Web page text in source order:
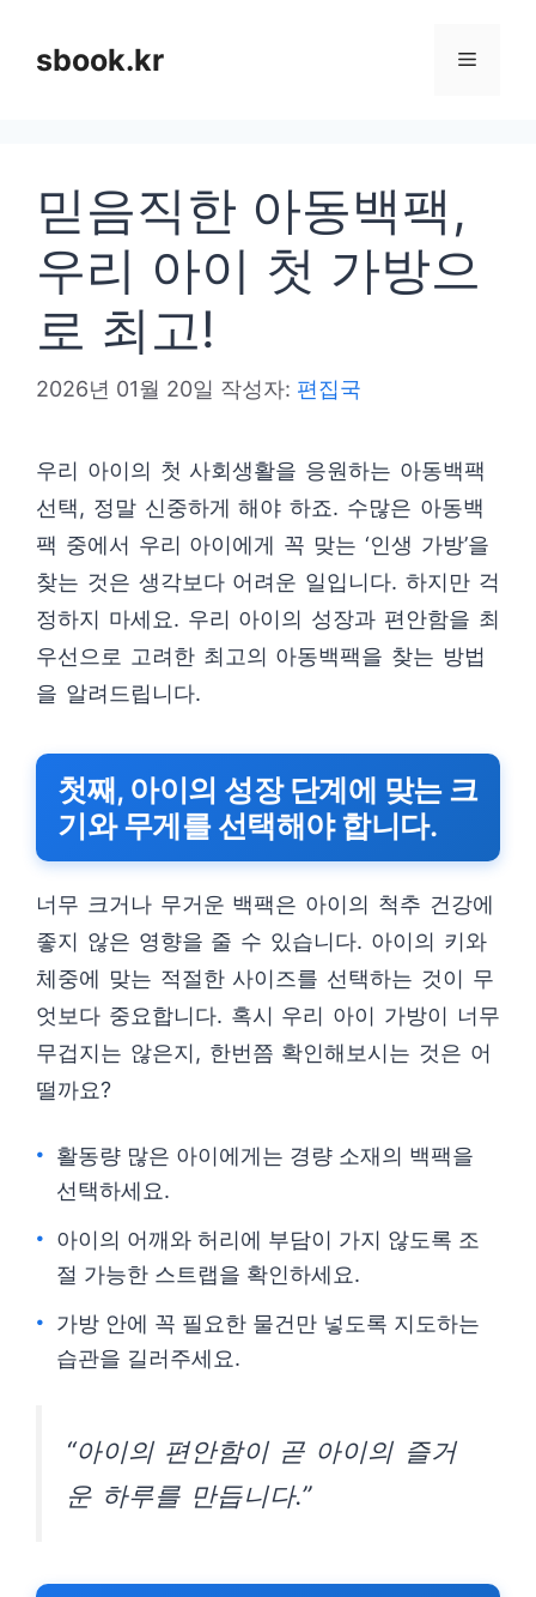
sbook.kr 메
믿음직한 아동백팩,
우리 아이 첫 가방으
로 최고!
2026년 01월 20일 작성자: 편집국
우리 아이의 첫 사회생활을 응원하는 아동백팩
선택, 정말 신중하게 해야 하죠. 수많은 아동백
팩 중에서 우리 아이에게 꼭 맞는 ‘인생 가방’을
찾는 것은 생각보다 어려운 일입니다. 하지만 걱
정하지 마세요. 우리 아이의 성장과 편안함을 최
우선으로 고려한 최고의 아동백팩을 찾는 방법
을 알려드립니다.
첫째, 아이의 성장 단계에 맞는 크
기와 무게를 선택해야 합니다.
너무 크거나 무거운 백팩은 아이의 척추 건강에
좋지 않은 영향을 줄 수 있습니다. 아이의 키와
체중에 맞는 적절한 사이즈를 선택하는 것이 무
엇보다 중요합니다. 혹시 우리 아이 가방이 너무
무겁지는 않은지, 한번쯤 확인해보시는 것은 어
떨까요?
활동량 많은 아이에게는 경량 소재의 백팩을
선택하세요.
아이의 어깨와 허리에 부담이 가지 않도록 조
절 가능한 스트랩을 확인하세요.
가방 안에 꼭 필요한 물건만 넣도록 지도하는
습관을 길러주세요.
“아이의 편안함이 곧 아이의 즐거
운 하루를 만듭니다.”